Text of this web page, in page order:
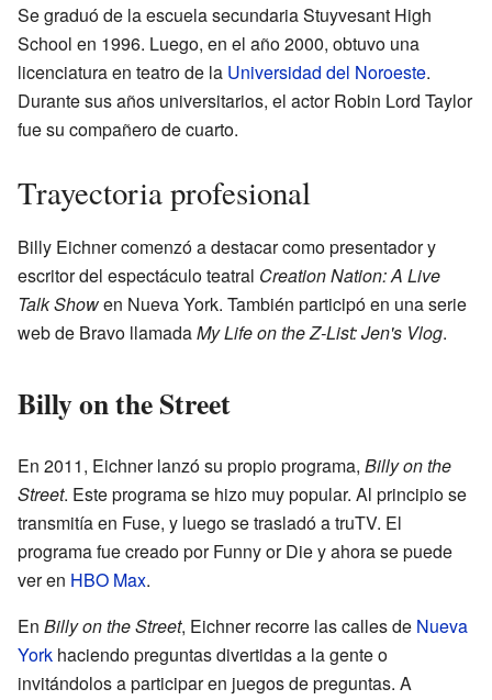
Se graduó de la escuela secundaria Stuyvesant High
School en 1996. Luego, en el año 2000, obtuvo una
licenciatura en teatro de la Universidad del Noroeste.
Durante sus años universitarios, el actor Robin Lord Taylor
fue su compañero de cuarto.
Trayectoria profesional
Billy Eichner comenzó a destacar como presentador y
escritor del espectáculo teatral Creation Nation: A Live
Talk Showen Nueva York. También participó en una serie
web de Bravo llamadaMy Life on the Z-List: Jen's Vlog.
Billy on the Street
En 2011, Eichner lanzó su propio programa, Billy on the
Street. Este programa se hizo muy popular. Al principio se
transmitía en Fuse, y luego se trasladó a truTV. El
programa fue creado por Funny or Die y ahora se puede
ver en HBO Max.
En Billy on the Street, Eichner recorre las calles de Nueva
York haciendo preguntas divertidas a la gente o
invitándolos a participar en juegos de preguntas. A